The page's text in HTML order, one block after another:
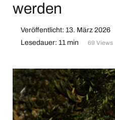
werden
Veröffentlicht: 13. März 2026
Lesedauer: 11 min 69 Views